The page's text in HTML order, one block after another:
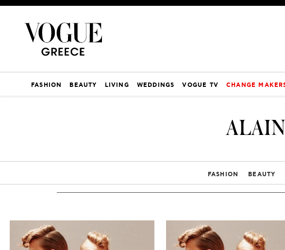
FASHION BEAUTY LIVING WEDDINGS VOGUE TV CHANGE
FASHION BEAUTY